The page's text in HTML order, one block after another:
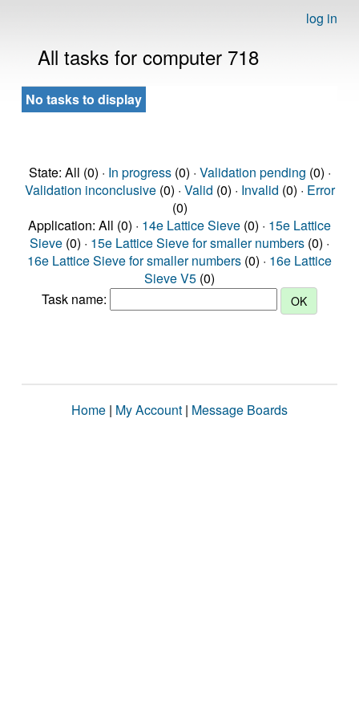
log in
All tasks for computer 718
No tasks to display
State: All (0) · In progress(0) · Validation pending (0) ·
Validation inconclusive(0) · Valid (0) · Invalid (0) · Error
(0)
Application: All (0) · 14e Lattice Sieve (0) · 15e Lattice
Sieve (0) · 15e Lattice Sieve for smaller numbers (0) ·
16e Lattice Sieve for smaller numbers (0) · 16e Lattice
Sieve V5 (0)
Task name:
Home | My Account | Message Boards